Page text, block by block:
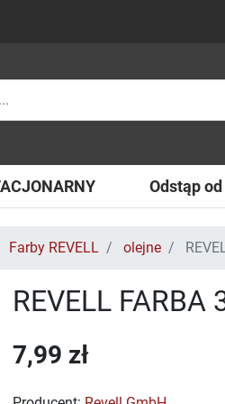
Odstąp
Farby REVELL olejne
REVELL FARBA
7,99 zł